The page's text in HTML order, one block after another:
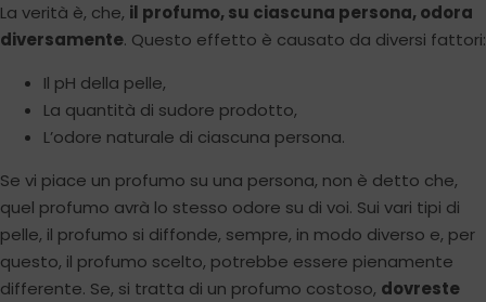
La verità è, che, il profumo, su ciascuna persona, odora
diversamente. Questo effetto è causato da diversi fattori:
Il pH della pelle,
La quantità di sudore prodotto,
L’odore naturale di ciascuna persona.
Se vi piace un profumo su una persona, non è detto che,
quel profumo avrà lo stesso odore su di voi. Sui vari tipi di
pelle, il profumo si diffonde, sempre, in modo diverso e, per
questo, il profumo scelto, potrebbe essere pienamente
differente. Se, si tratta di un profumo costoso, dovreste